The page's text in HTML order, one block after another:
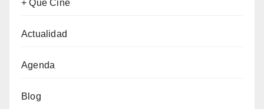
+ Que Cine
Actualidad
Agenda
Blog